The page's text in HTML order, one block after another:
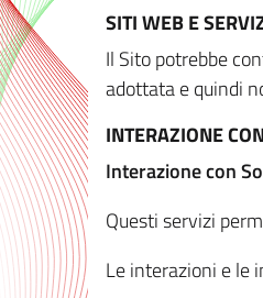
SITI WEB E
Il Sito potrebbe
adottata e quindi
INTERAZIONE
Interazione con
Questi servizi
Le interazioni e le